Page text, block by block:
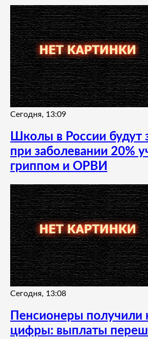
Сегодня, 13:09
Школы в России будут
при заболевании 20%
гриппом и ОРВИ
Сегодня, 13:08
Пенсионеры получили
цифры: выплаты